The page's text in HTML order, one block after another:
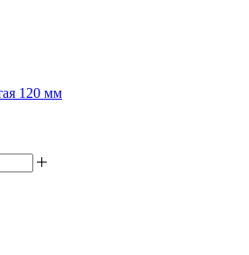
120 мм